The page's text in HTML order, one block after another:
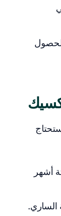
أشهر
الساري.